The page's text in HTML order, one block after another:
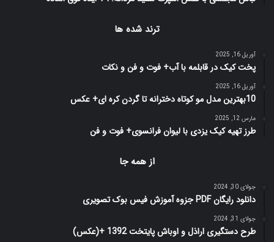
ترند شده ها
آوریل 16, 2025
پخت کیک در قابلمه با آب+ فوت و فن و نکات
آوریل 16, 2025
10بهترین مدل مو کوتاه دخترانه تا گردن کره ای+ عکس
مارس 12, 2025
طرز تهیه کیک یزدی با لیوان فرانسوی+ فوت و فن
از همه جا
جولای 30, 2024
دانلود رایگان PDF جزوه آموزش فیس بوک تصویری
جولای 31, 2024
طرح دستگيری اراذل و اوباش پايتخت 1392 +(عکس)